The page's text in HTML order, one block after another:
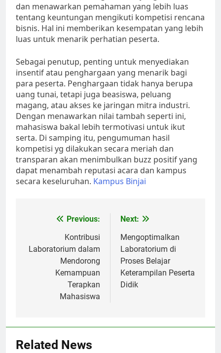
dan menawarkan pemahaman yang lebih luas
tentang keuntungan mengikuti kompetisi rencana
bisnis. Hal ini memberikan kesempatan yang lebih
luas untuk menarik perhatian peserta.
Sebagai penutup, penting untuk menyediakan
insentif atau penghargaan yang menarik bagi
para peserta. Penghargaan tidak hanya berupa
uang tunai, tetapi juga beasiswa, peluang
magang, atau akses ke jaringan mitra industri.
Dengan menawarkan nilai tambah seperti ini,
mahasiswa bakal lebih termotivasi untuk ikut
serta. Di samping itu, pengumuman hasil
kompetisi yg dilakukan secara meriah dan
transparan akan menimbulkan buzz positif yang
dapat menambah reputasi acara dan kampus
secara keseluruhan. Kampus Binjai
navigation
Previous:
Kontribusi
Laboratorium dalam
Mendorong
Kemampuan
Terapkan
Mahasiswa
Next:
Mengoptimalkan
Laboratorium di
Proses Belajar
Keterampilan Peserta
Didik
Related News